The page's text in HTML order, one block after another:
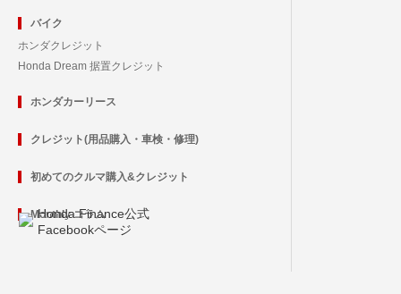
バイク
ホンダクレジット
Honda Dream 据置クレジット
ホンダカーリース
クレジット(用品購入・車検・修理)
初めてのクルマ購入&クレジット
Monthly コラム
Honda Finance公式
Facebookページ